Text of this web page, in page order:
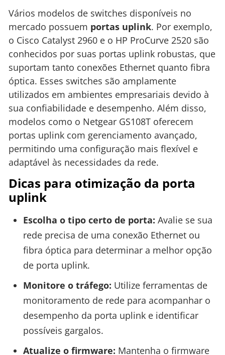
Vários modelos de switches disponíveis no
mercado possuem portas uplink. Por exemplo,
o Cisco Catalyst 2960 e o HP ProCurve 2520 são
conhecidos por suas portas uplink robustas, que
suportam tanto conexões Ethernet quanto fibra
óptica. Esses switches são amplamente
utilizados em ambientes empresariais devido à
sua confiabilidade e desempenho. Além disso,
modelos como o Netgear GS108T oferecem
portas uplink com gerenciamento avançado,
permitindo uma configuração mais flexível e
adaptável às necessidades da rede.
Dicas para otimização da porta
uplink
Escolha o tipo certo de porta: Avalie se sua
rede precisa de uma conexão Ethernet ou
fibra óptica para determinar a melhor opção
de porta uplink.
Monitore o tráfego: Utilize ferramentas de
monitoramento de rede para acompanhar o
desempenho da porta uplink e identificar
possíveis gargalos.
Atualize o firmware: Mantenha o firmware